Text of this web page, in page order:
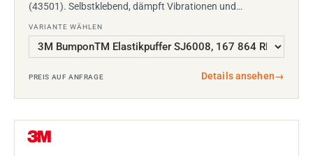
(43501). Selbstklebend, dämpft Vibrationen und…
VARIANTE WÄHLEN
PREIS AUF ANFRAGE Details ansehen→